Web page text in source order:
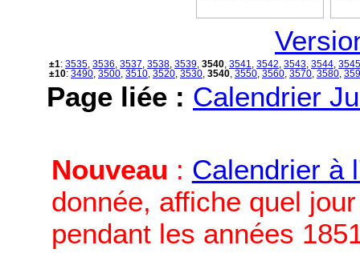
±1: 3535 3536 3537 3538 3539 3540 3541 3542 3543 3544 3545
±10: 3490 3500 3510 3520 3530 3540 3550 3560 3570 3580
Page liée : Calendrier
Nouveau : Calendrier à
donnée, affiche quel
pendant les années